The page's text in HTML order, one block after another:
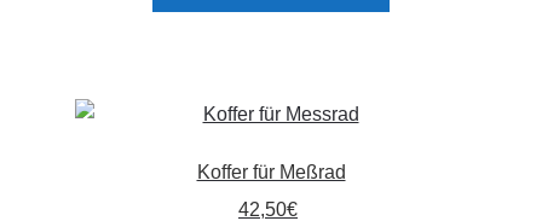
gewählt
Koffer für Meßrad
42,50€